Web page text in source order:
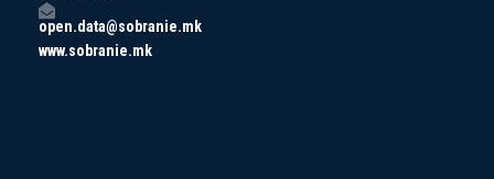
open.data@sobranie.mk
www.sobranie.mk